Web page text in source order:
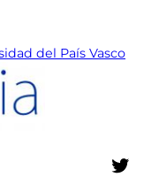
del País Vasco